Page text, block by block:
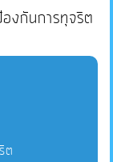
งกันการทุจริต
ต